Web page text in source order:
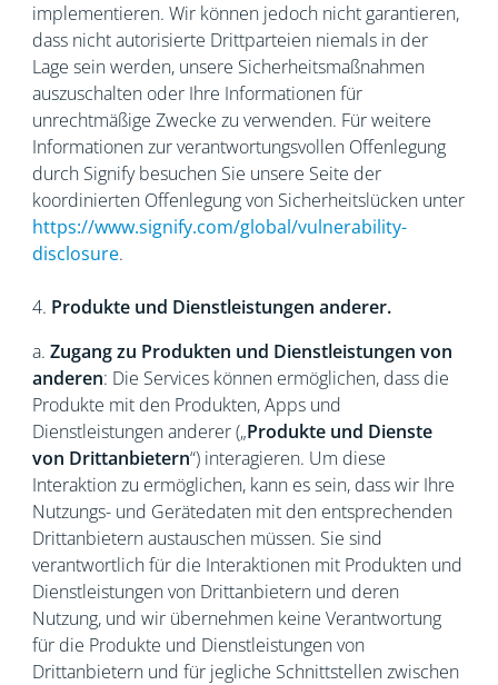
implementieren. Wir können jedoch nicht garantieren,
dass nicht autorisierte Drittparteien niemals in der
Lage sein werden, unsere Sicherheitsmaßnahmen
auszuschalten oder Ihre Informationen für
unrechtmäßige Zwecke zu verwenden. Für weitere
Informationen zur verantwortungsvollen Offenlegung
durch Signify besuchen Sie unsere Seite der
koordinierten Offenlegung von Sicherheitslücken unter
https://www.signify.com/global/vulnerability-
disclosure.
4. Produkte und Dienstleistungen anderer.
a. Zugang zu Produkten und Dienstleistungen von
anderen: Die Services können ermöglichen, dass die
Produkte mit den Produkten, Apps und
Dienstleistungen anderer („Produkte und Dienste
von Drittanbietern“) interagieren. Um diese
Interaktion zu ermöglichen, kann es sein, dass wir Ihre
Nutzungs- und Gerätedaten mit den entsprechenden
Drittanbietern austauschen müssen. Sie sind
verantwortlich für die Interaktionen mit Produkten und
Dienstleistungen von Drittanbietern und deren
Nutzung, und wir übernehmen keine Verantwortung
für die Produkte und Dienstleistungen von
Drittanbietern und für jegliche Schnittstellen zwischen